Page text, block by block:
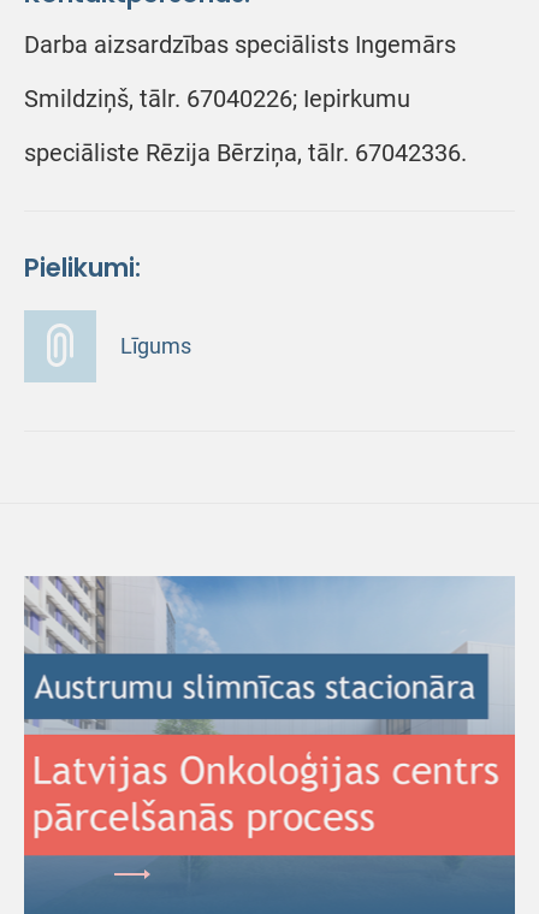
Darba aizsardzības speciālists Ingemārs
Smildziņš, tālr. 67040226; Iepirkumu
speciāliste Rēzija Bērziņa, tālr. 67042336.
Pielikumi:
Līgums